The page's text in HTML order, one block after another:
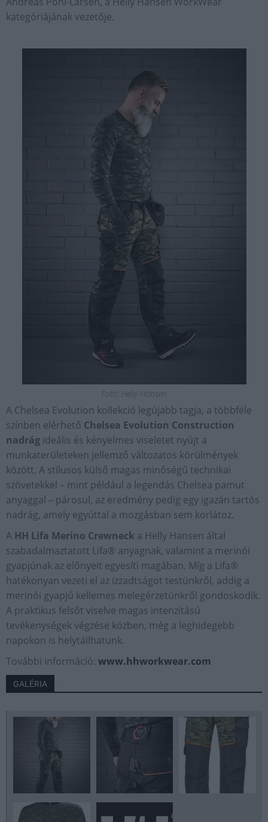
kategóriájának vezetője.
Fotó: Helly Hansen
A Chelsea Evolution kollekció legújabb tagja, a többféle
színben elérhető Chelsea Evolution Construction
nadrág ideális és kényelmes viseletet nyújt a
munkaterületeken jellemző változatos körülmények
között. A stílusos külső magas minőségű technikai
szövetekkel – mint például a legendás Chelsea pamut
anyaggal – párosul, az eredmény pedig egy igazán tartós
nadrág, amely egyúttal a mozgásban sem korlátoz.
A HH Lifa Merino Crewneck a Helly Hansen által
szabadalmaztatott Lifa® anyagnak, valamint a merinói
gyapjúnak az előnyeit egyesíti magában. Míg a Lifa®
hatékonyan vezeti el az izzadtságot testünkről, addig a
merinói gyapjú kellemes melegérzetünkről gondoskodik.
A praktikus felsőt viselve magas intenzitású
tevékenységek végzése közben, még a leghidegebb
napokon is helytállhatunk.
További információ: www.hhworkwear.com
GALÉRIA